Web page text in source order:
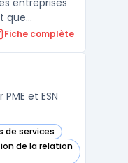
entreprises
que
il offre une
crm
Fiche complète
et ESN
de services
de la relation